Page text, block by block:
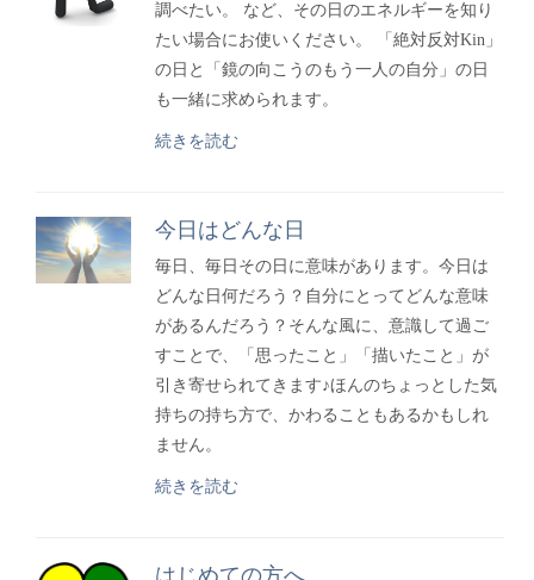
調べたい。 など、その日のエネルギーを知り
たい場合にお使いください。 「絶対反対Kin」
の日と「鏡の向こうのもう一人の自分」の日
も一緒に求められます。
続きを読む
今日はどんな日
毎日、毎日その日に意味があります。今日は
どんな日何だろう？自分にとってどんな意味
があるんだろう？そんな風に、意識して過ご
すことで、「思ったこと」「描いたこと」が
引き寄せられてきます♪ほんのちょっとした気
持ちの持ち方で、かわることもあるかもしれ
ません。
続きを読む
はじめての方へ